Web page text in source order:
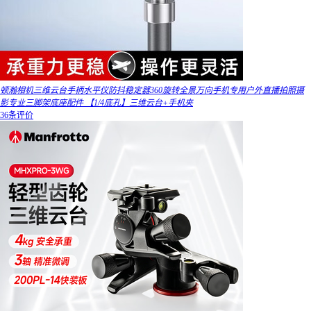
顿瀚相机三维云台手柄水平仪防抖稳定器360旋转全景万向手机专用户外直播拍照摄
影专业三脚架底座配件 【1/4底孔】三维云台+手机夹
36条评价